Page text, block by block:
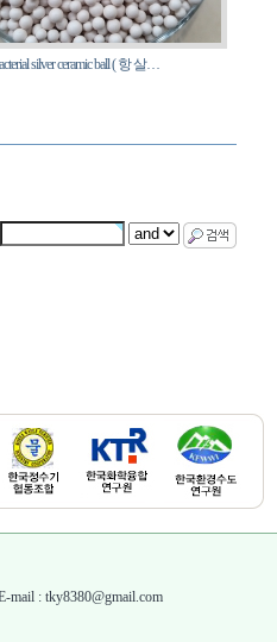
silver ceramic ball ( 항 살…
: tky8380@gmail.com